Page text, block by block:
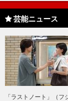
芸能ニュース
「ラストノート」（